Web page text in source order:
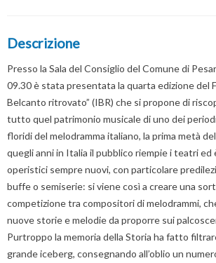
Descrizione
Presso la Sala del Consiglio del Comune di
09.30 è stata presentata la quarta edizione del
Belcanto ritrovato” (IBR) che si propone di
tutto quel patrimonio musicale di uno dei
floridi del melodramma italiano, la prima metà
quegli anni in Italia il pubblico riempie i teatri
operistici sempre nuovi, con particolare
buffe o semiserie: si viene così a creare una
competizione tra compositori di melodrammi,
nuove storie e melodie da proporre sui
Purtroppo la memoria della Storia ha fatto
grande iceberg, consegnando all’oblio un